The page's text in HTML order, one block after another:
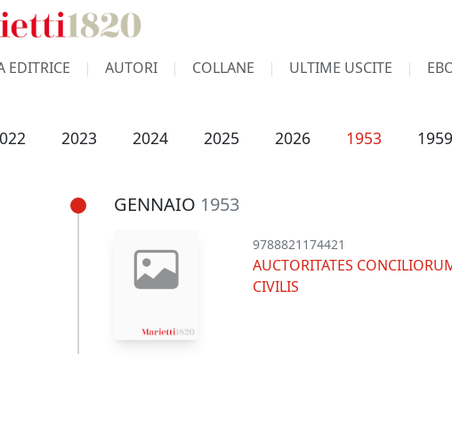
EDITRICE AUTORI COLLANE ULTIME USCITE
2023 2024 2025 2026 1953 1959
GENNAIO 1953
9788821174421
AUCTORITATES
CIVILIS